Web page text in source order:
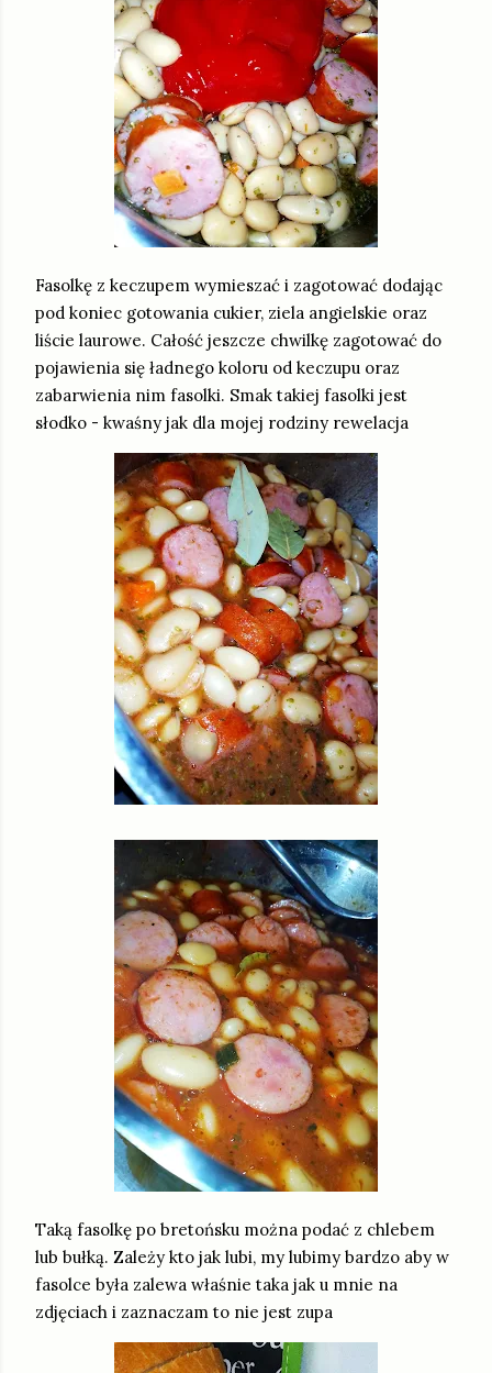
Fasolkę z keczupem wymieszać i zagotować dodając
pod koniec gotowania cukier, ziela angielskie oraz
liście laurowe. Całość jeszcze chwilkę zagotować do
pojawienia się ładnego koloru od keczupu oraz
zabarwienia nim fasolki. Smak takiej fasolki jest
słodko - kwaśny jak dla mojej rodziny rewelacja
Taką fasolkę po bretońsku można podać z chlebem
lub bułką. Zależy kto jak lubi, my lubimy bardzo aby w
fasolce była zalewa właśnie taka jak u mnie na
zdjęciach i zaznaczam to nie jest zupa